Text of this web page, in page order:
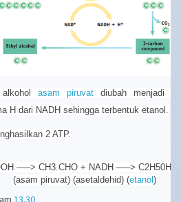
asam piruvat diubah menjadi
H dari NADH sehingga terbentuk etanol.
2 ATP.
—–> CH3.CHO + NADH —–> C2H50H
(asam piruvat) (asetaldehid) (etanol )
13.30